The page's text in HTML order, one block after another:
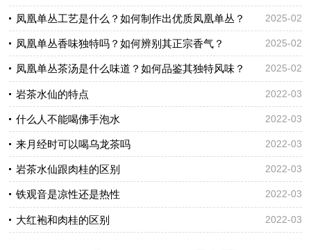
凤凰单丛工艺是什么？如何制作出优质凤凰单丛？ 2025-02
凤凰单丛香味独特吗？如何辨别其正宗香气？ 2025-02
凤凰单丛茶汤是什么味道？如何品鉴其独特风味？ 2025-02
岩茶水仙的特点 2022-03
什么人不能喝佛手泡水 2022-03
来月经时可以喝乌龙茶吗 2022-03
岩茶水仙跟肉桂的区别 2022-03
铁观音是凉性还是热性 2022-03
大红袍和肉桂的区别 2022-03